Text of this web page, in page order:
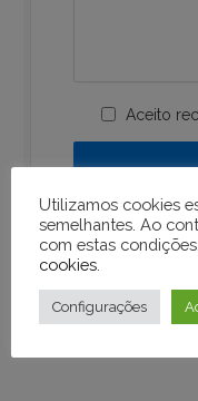
Aceito
Publicidade
Utilizamos cookies
semelhantes. Ao
com estas
cookies
Configurações